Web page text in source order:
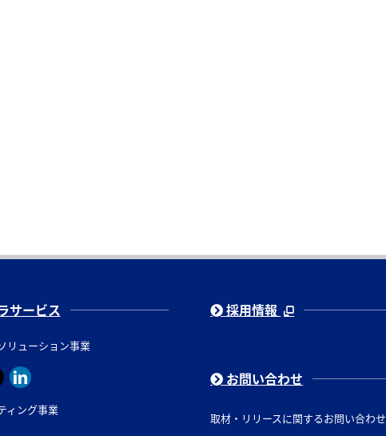
サービス
リューション事業
ィング事業
採用情報
お問い合わせ
取材・リリースに関するお問い合わせ